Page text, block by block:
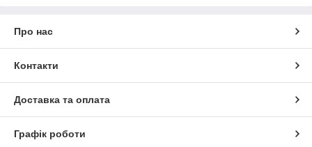
Про нас
Контакти
Доставка та оплата
Графік роботи